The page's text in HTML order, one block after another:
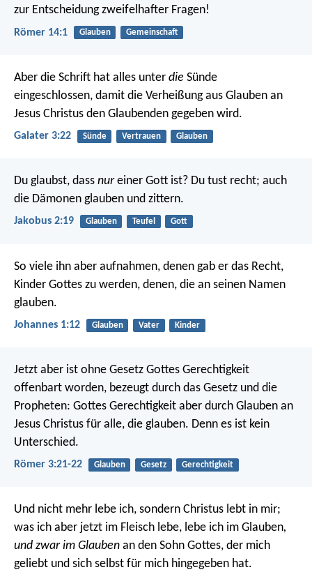
zur Entscheidung zweifelhafter Fragen!
Römer 14:1 Glauben Gemeinschaft
Aber die Schrift hat alles unter die Sünde
eingeschlossen, damit die Verheißung aus Glauben an
Jesus Christus den Glaubenden gegeben wird.
Galater 3:22 Sünde Vertrauen Glauben
Du glaubst, dass nureiner Gott ist? Du tust recht; auch
die Dämonen glauben und zittern.
Jakobus 2:19 Glauben Teufel Gott
So viele ihn aber aufnahmen, denen gab er das Recht,
Kinder Gottes zu werden, denen, die an seinen Namen
glauben.
Johannes 1:12 Glauben Vater Kinder
Jetzt aber ist ohne Gesetz Gottes Gerechtigkeit
offenbart worden, bezeugt durch das Gesetz und die
Propheten: Gottes Gerechtigkeit aber durch Glauben an
Jesus Christus für alle, die glauben. Denn es ist kein
Unterschied.
Römer 3:21-22 Glauben Gesetz Gerechtigkeit
Und nicht mehr lebe ich, sondern Christus lebt in mir;
was ich aber jetzt im Fleisch lebe, lebe ich im Glauben,
und zwar im Glauben an den Sohn Gottes, der mich
geliebt und sich selbst für mich hingegeben hat.